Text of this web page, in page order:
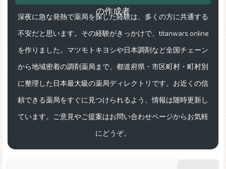
深夜に急な発熱で薬局を探した経験は、多くの方に共通する
不安だと思います。その経験がきっかけで、titanwars.online
を作りました。マツモトキヨシや日本調剤など全国チェーン
から地域密着の調剤薬局まで、都道府県・市区町村・町村別
に整理した日本最大級の薬局ディレクトリです。お近くの信
頼できる薬局をすぐに見つけられるよう、情報は随時更新し
ています。ご意見やご提案はお問い合わせページからお気軽
にどうぞ。